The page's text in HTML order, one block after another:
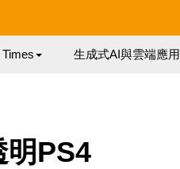
Times 生成式AI與雲端應用
明PS4